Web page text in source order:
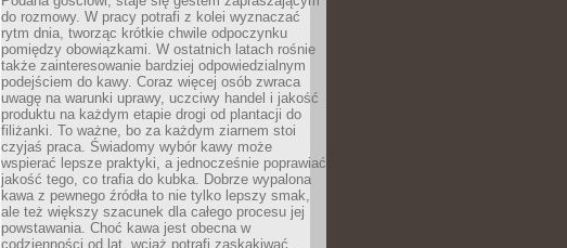
do rozmowy. W pracy potrafi z kolei wyznaczać
rytm dnia, tworząc krótkie chwile odpoczynku
pomiędzy obowiązkami. W ostatnich latach rośnie
także zainteresowanie bardziej odpowiedzialnym
podejściem do kawy. Coraz więcej osób zwraca
uwagę na warunki uprawy, uczciwy handel i jakość
produktu na każdym etapie drogi od plantacji do
filiżanki. To ważne, bo za każdym ziarnem stoi
czyjaś praca. Świadomy wybór kawy może
wspierać lepsze praktyki, a jednocześnie poprawiać
jakość tego, co trafia do kubka. Dobrze wypalona
kawa z pewnego źródła to nie tylko lepszy smak,
ale też większy szacunek dla całego procesu jej
powstawania. Choć kawa jest obecna w
codzienności od lat, wciąż potrafi zaskakiwać.